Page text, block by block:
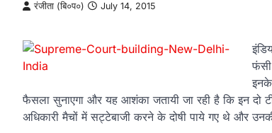
रंजीता (बि०प०) July 14, 2015
फैसला सुनाएगा और यह आशंका जतायी जा रही है कि इन दो
अधिकारी मैचों में सट्टेबाजी करने के दोषी पाये गए थे और